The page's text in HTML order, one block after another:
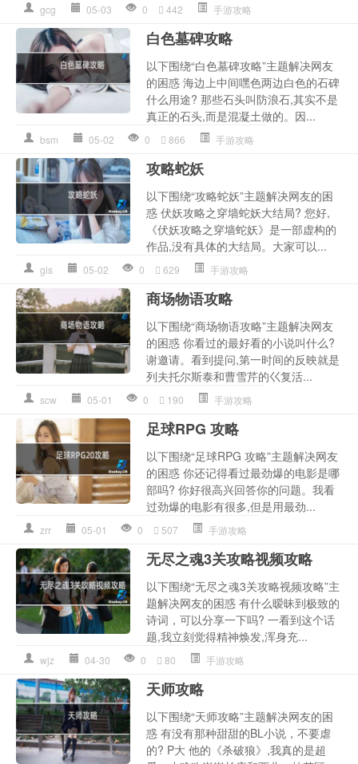
gcg 05-03 0 442 手游攻略
白色墓碑攻略
以下围绕“白色墓碑攻略”主题解决网友
的困惑 海边上中间嘿色两边白色的石碑
什么用途? 那些石头叫防浪石,其实不是
真正的石头,而是混凝土做的。因...
bsm 05-02 0 866 手游攻略
攻略蛇妖
以下围绕“攻略蛇妖”主题解决网友的困
惑 伏妖攻略之穿墙蛇妖大结局? 您好,
《伏妖攻略之穿墙蛇妖》是一部虚构的
作品,没有具体的大结局。大家可以...
gls 05-02 0 629 手游攻略
商场物语攻略
以下围绕“商场物语攻略”主题解决网友
的困惑 你看过的最好看的小说叫什么?
谢邀请。看到提问,第一时间的反映就是
列夫托尔斯泰和曹雪芹的巜复活...
scw 05-01 0 190 手游攻略
足球RPG 攻略
以下围绕“足球RPG 攻略”主题解决网友
的困惑 你还记得看过最劲爆的电影是哪
部吗? 你好很高兴回答你的问题。我看
过劲爆的电影有很多,但是用最劲...
zrr 05-01 0 507 手游攻略
无尽之魂3关攻略视频攻略
以下围绕“无尽之魂3关攻略视频攻略”主
题解决网友的困惑 有什么暧昧到极致的
诗词，可以分享一下吗? 一看到这个话
题,我立刻觉得精神焕发,浑身充...
wjz 04-30 0 80 手游攻略
天师攻略
以下围绕“天师攻略”主题解决网友的困
惑 有没有那种甜甜的BL小说，不要虐
的? P大 他的《杀破狼》,我真的是超